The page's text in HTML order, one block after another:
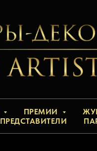
ПРЕМИИ
ПРЕДСТАВИТЕЛИ